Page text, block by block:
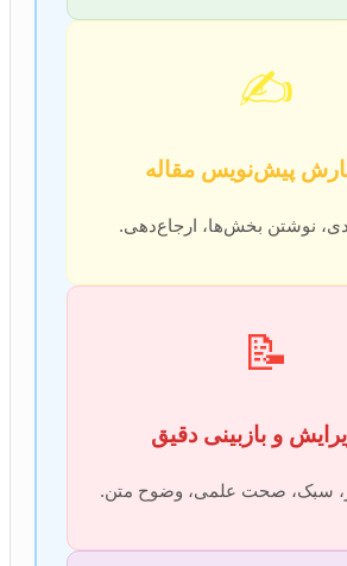
✍️
نوشتن بخش‌ها، ارجاع‌دهی.
📝
سبک، صحت علمی، وضوح متن.